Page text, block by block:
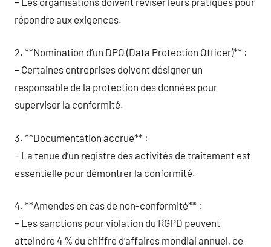
répondre aux exigences.
2. **Nomination d’un DPO (Data Protection Officer)** :
– Certaines entreprises doivent désigner un
responsable de la protection des données pour
superviser la conformité.
3. **Documentation accrue** :
– La tenue d’un registre des activités de traitement est
essentielle pour démontrer la conformité.
4. **Amendes en cas de non-conformité** :
– Les sanctions pour violation du RGPD peuvent
atteindre 4 % du chiffre d’affaires mondial annuel, ce